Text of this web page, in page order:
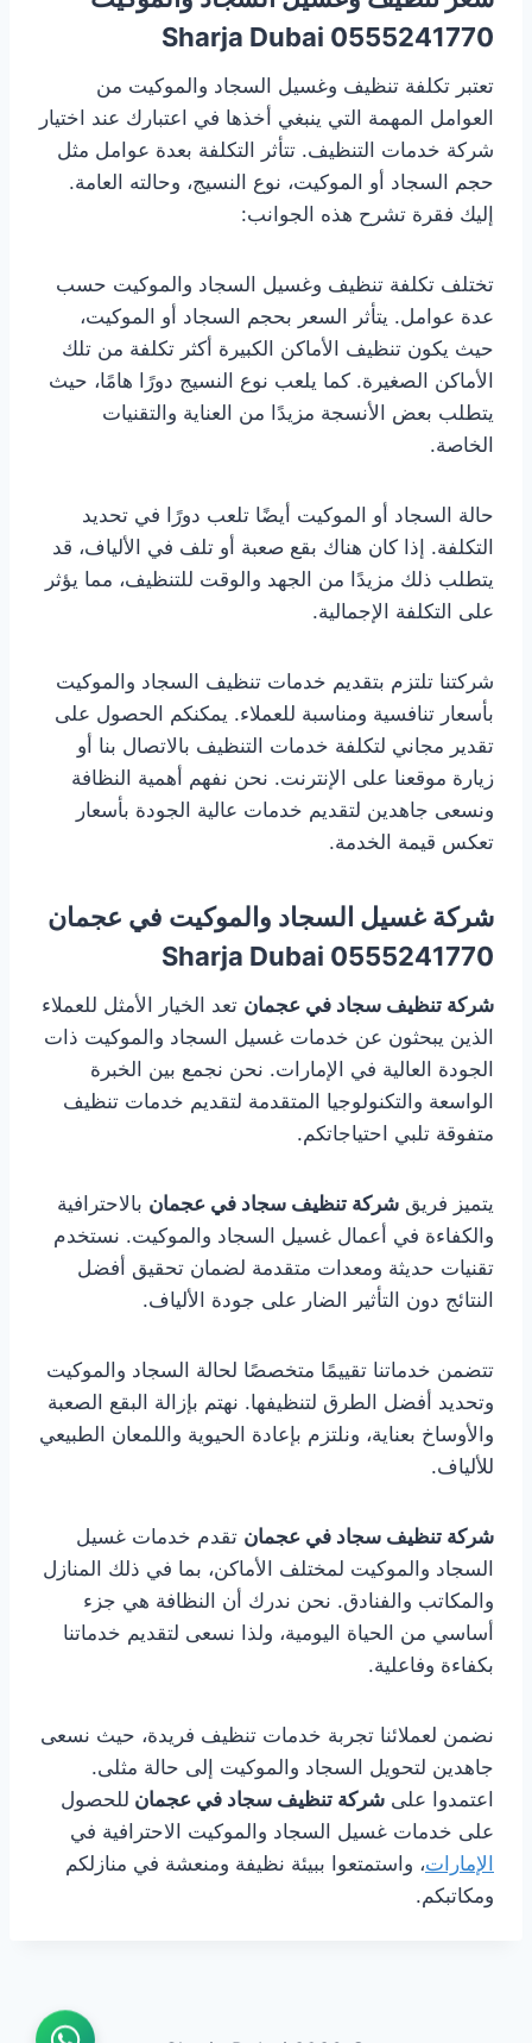
0555241770 Sharja Dubai
تعتبر تكلفة تنظيف وغسيل السجاد والموكيت من
العوامل المهمة التي ينبغي أخذها في اعتبارك عند اختيار
شركة خدمات التنظيف. تتأثر التكلفة بعدة عوامل مثل
حجم السجاد أو الموكيت، نوع النسيج، وحالته العامة.
إليك فقرة تشرح هذه الجوانب:
تختلف تكلفة تنظيف وغسيل السجاد والموكيت حسب
عدة عوامل. يتأثر السعر بحجم السجاد أو الموكيت،
حيث يكون تنظيف الأماكن الكبيرة أكثر تكلفة من تلك
الأماكن الصغيرة. كما يلعب نوع النسيج دورًا هامًا، حيث
يتطلب بعض الأنسجة مزيدًا من العناية والتقنيات
الخاصة.
حالة السجاد أو الموكيت أيضًا تلعب دورًا في تحديد
التكلفة. إذا كان هناك بقع صعبة أو تلف في الألياف، قد
يتطلب ذلك مزيدًا من الجهد والوقت للتنظيف، مما يؤثر
على التكلفة الإجمالية.
شركتنا تلتزم بتقديم خدمات تنظيف السجاد والموكيت
بأسعار تنافسية ومناسبة للعملاء. يمكنكم الحصول على
تقدير مجاني لتكلفة خدمات التنظيف بالاتصال بنا أو
زيارة موقعنا على الإنترنت. نحن نفهم أهمية النظافة
ونسعى جاهدين لتقديم خدمات عالية الجودة بأسعار
تعكس قيمة الخدمة.
شركة غسيل السجاد والموكيت في عجمان
0555241770 Sharja Dubai
شركة تنظيف سجاد في عجمان تعد الخيار الأمثل للعملاء
الذين يبحثون عن خدمات غسيل السجاد والموكيت ذات
الجودة العالية في الإمارات. نحن نجمع بين الخبرة
الواسعة والتكنولوجيا المتقدمة لتقديم خدمات تنظيف
متفوقة تلبي احتياجاتكم.
يتميز فريق شركة تنظيف سجاد في عجمان بالاحترافية
والكفاءة في أعمال غسيل السجاد والموكيت. نستخدم
تقنيات حديثة ومعدات متقدمة لضمان تحقيق أفضل
النتائج دون التأثير الضار على جودة الألياف.
تتضمن خدماتنا تقييمًا متخصصًا لحالة السجاد والموكيت
وتحديد أفضل الطرق لتنظيفها. نهتم بإزالة البقع الصعبة
والأوساخ بعناية، ونلتزم بإعادة الحيوية واللمعان الطبيعي
للألياف.
شركة تنظيف سجاد في عجمان تقدم خدمات غسيل
السجاد والموكيت لمختلف الأماكن، بما في ذلك المنازل
والمكاتب والفنادق. نحن ندرك أن النظافة هي جزء
أساسي من الحياة اليومية، ولذا نسعى لتقديم خدماتنا
بكفاءة وفاعلية.
نضمن لعملائنا تجربة خدمات تنظيف فريدة، حيث نسعى
جاهدين لتحويل السجاد والموكيت إلى حالة مثلى.
اعتمدوا على شركة تنظيف سجاد في عجمان للحصول
على خدمات غسيل السجاد والموكيت الاحترافية في
الإمارات، واستمتعوا ببيئة نظيفة ومنعشة في منازلكم
ومكاتبكم.